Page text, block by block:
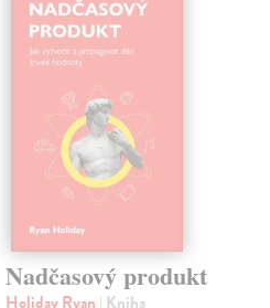
Nadčasový produkt
Holiday Ryan | Kniha